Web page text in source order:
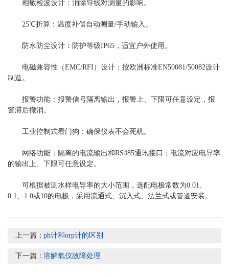
相敏检波设计：消除导线对测量的影响。
25℃折算：温度补偿自动测量/手动输入。
防水防尘设计：防护等级IP65，适宜户外使用。
电磁兼容性（EMC/RFI）设计：按欧洲标准EN50081/50082设计
制造。
报警功能：报警信号隔离输出，报警上、下限可任意设定，报
警滞后撤消。
工业控制式看门狗：确保仪表不会死机。
网络功能：隔离的电流输出和RS485通讯接口；电流对应电导率
的输出上、下限可任意设定。
可根据被测水样电导率的大小范围，选配电极常数为0.01、
0.1、1.0或10的电极，采用流通式、沉入式、法兰式或管道安装。
上一篇：ph计和orp计的区别
下一篇：溶解氧仪故障处理